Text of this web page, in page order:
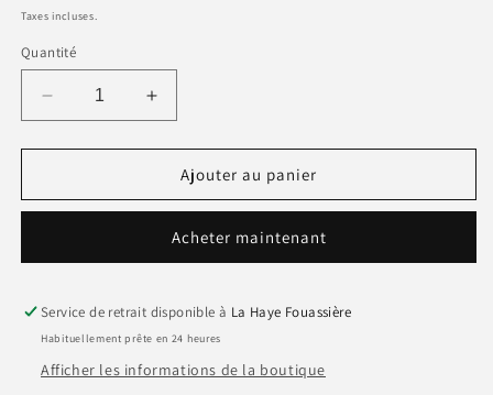
habituel
Taxes incluses.
Quantité
Réduire
la
quantité
Plat
DE
décor
vert
sapin
et
Augmenter
la
quantité
Plat
TERRE
DE
décor
vert
sapin
et
Ajouter au panier
Acheter maintenant
Service de retrait disponible à La Haye Fouassière
Habituellement prête en 24 heures
Afficher les informations de la boutique